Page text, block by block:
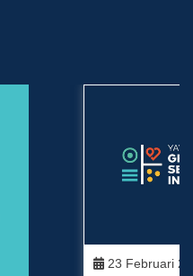
23 Februari